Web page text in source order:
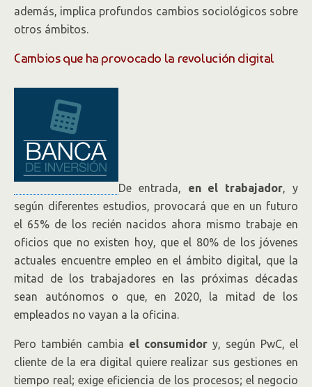
además, implica profundos cambios sociológicos sobre
otros ámbitos.
Cambios que ha provocado la revolución digital
De entrada, en el trabajador, y
según diferentes estudios, provocará que en un futuro
el 65% de los recién nacidos ahora mismo trabaje en
oficios que no existen hoy, que el 80% de los jóvenes
actuales encuentre empleo en el ámbito digital, que la
mitad de los trabajadores en las próximas décadas
sean autónomos o que, en 2020, la mitad de los
empleados no vayan a la oficina.
Pero también cambia el consumidor y, según PwC, el
cliente de la era digital quiere realizar sus gestiones en
tiempo real; exige eficiencia de los procesos; el negocio